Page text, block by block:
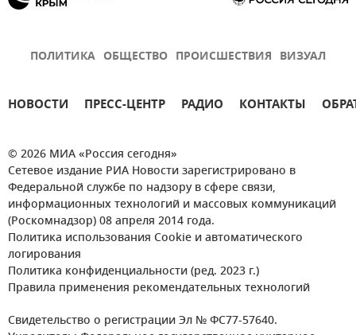
ПОЛИТИКА ОБЩЕСТВО ПРОИСШЕСТВИЯ ВИЗУАЛ
НОВОСТИ ПРЕСС-ЦЕНТР РАДИО КОНТАКТЫ
© 2026 МИА «Россия сегодня»
Сетевое издание РИА Новости зарегистрировано в
Федеральной службе по надзору в сфере связи,
информационных технологий и массовых коммуникаций
(Роскомнадзор) 08 апреля 2014 года.
Политика использования Cookie и автоматического
логирования
Политика конфиденциальности (ред. 2023 г.)
Правила применения рекомендательных технологий
Свидетельство о регистрации Эл № ФС77-57640.